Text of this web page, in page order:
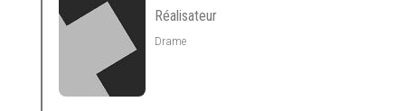
Réalisateur
Drame